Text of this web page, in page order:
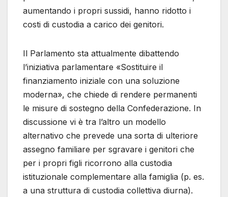
aumentando i propri sussidi, hanno ridotto i
costi di custodia a carico dei genitori.
Il Parlamento sta attualmente dibattendo
l’iniziativa parlamentare «Sostituire il
finanziamento iniziale con una soluzione
moderna», che chiede di rendere permanenti
le misure di sostegno della Confederazione. In
discussione vi è tra l’altro un modello
alternativo che prevede una sorta di ulteriore
assegno familiare per sgravare i genitori che
per i propri figli ricorrono alla custodia
istituzionale complementare alla famiglia (p. es.
a una struttura di custodia collettiva diurna).